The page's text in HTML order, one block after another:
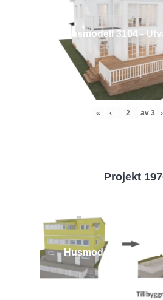
Husmodell 3104 -
« ‹ av 3 ›
Projekt
Husmodell 1970 -